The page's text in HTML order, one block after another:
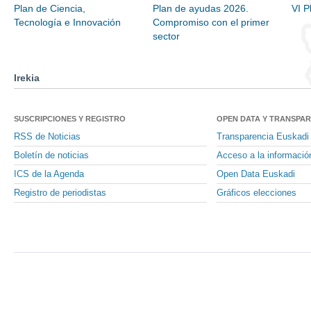
Plan de Ciencia,
Tecnología e Innovación
Plan de ayudas 2026.
Compromiso con el primer
sector
VI
Irekia
SUSCRIPCIONES Y REGISTRO
RSS de Noticias
Boletín de noticias
ICS de la Agenda
Registro de periodistas
OPEN DATA Y
Transparencia Euskadi
Acceso a la
Open Data Euskadi
Gráficos elecciones